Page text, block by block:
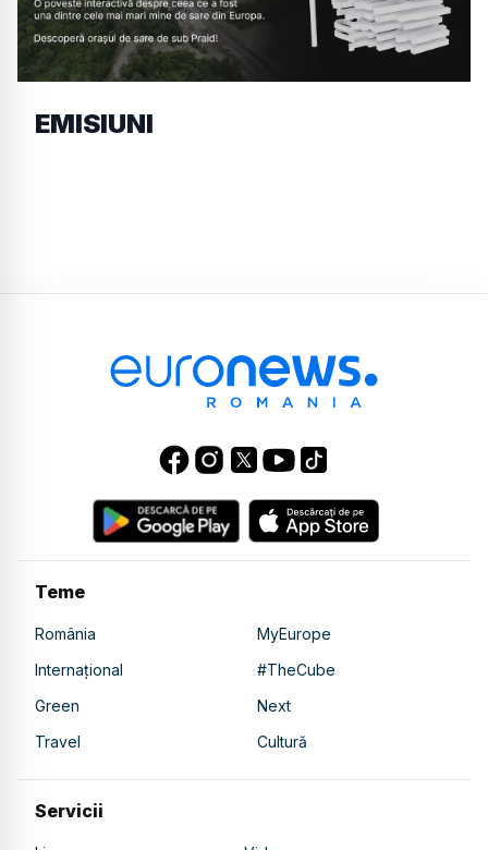
EMISIUNI
Teme
România
MyEurope
Internațional
#TheCube
Green
Next
Travel
Cultură
Servicii